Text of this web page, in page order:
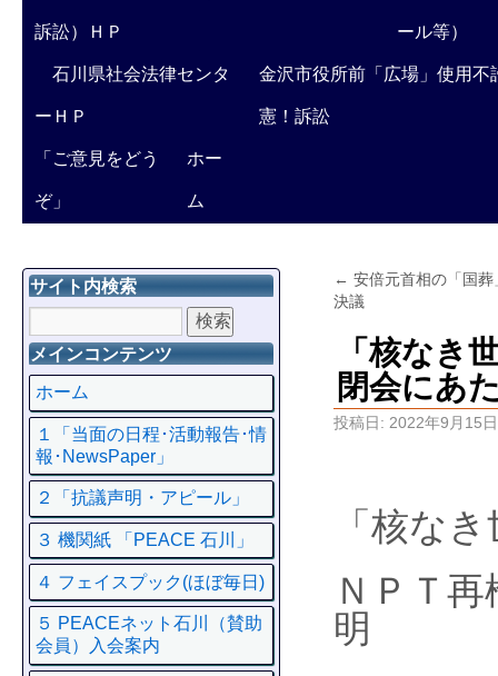
訴訟）ＨＰ ール等）
石川県社会法律センタ
ーＨＰ
金沢市役所前「広場」使用不
憲！訴訟
「ご意見をどう
ぞ」
ホー
ム
← 安倍元首相の「国
決議
「核なき
閉会にあ
投稿日: 2022年9月15日
「核な
ＮＰＴ
明
サイト内検索
メインコンテンツ
ホーム
１「当面の日程･活動報告･情
報･NewsPaper」
２「抗議声明・アピール」
３ 機関紙 「PEACE 石川」
４ フェイスプック(ほぼ毎日)
５ PEACEネット石川（賛助
会員）入会案内